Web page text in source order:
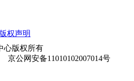
版权声明
心版权所有
京公网安备11010102007014号